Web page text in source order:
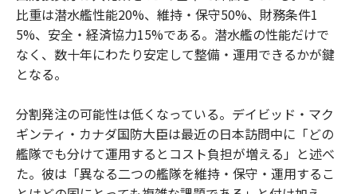
比重は潜水艦性能20%、維持・保守50%、財務条件1
5%、安全・経済協力15%である。潜水艦の性能だけで
なく、数十年にわたり安定して整備・運用できるかが鍵
となる。
分割発注の可能性は低くなっている。デイビッド・マク
ギンティ・カナダ国防大臣は最近の日本訪問中に「どの
艦隊でも分けて運用するとコスト負担が増える」と述べ
た。彼は「異なる二つの艦隊を維持・保守・運用するこ